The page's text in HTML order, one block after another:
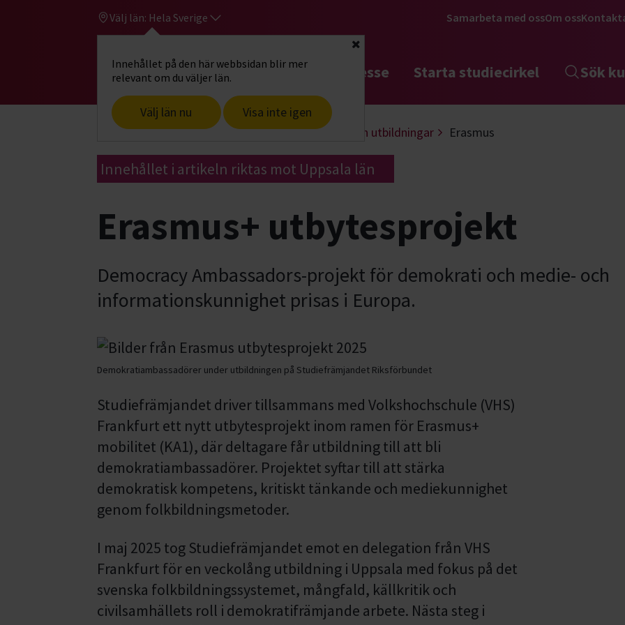
Välj län: Hela Sverige
Innehållet på den här webbsidan blir mer
relevant om du väljer län.
Välj län nu Visa inte igen
Stäng
Samarbeta med ossOm oss
Gå till studiefrämjandets startsidaHitta intresse Starta studiecirkel Sök
Start Samarbeta med oss Projekt, uppdrag och utbildningar Erasmus
Innehållet i artikeln riktas mot Uppsala län
Erasmus+ utbytesprojekt
Democracy Ambassadors-projekt för demokrati och medie- och
informationskunnighet prisas i Europa.
Demokratiambassadörer under utbildningen på Studiefrämjandet Riksförbundet
Studiefrämjandet driver tillsammans med Volkshochschule (VHS)
Frankfurt ett nytt utbytesprojekt inom ramen för Erasmus+
mobilitet (KA1), där deltagare får utbildning till att bli
demokratiambassadörer. Projektet syftar till att stärka
demokratisk kompetens, kritiskt tänkande och mediekunnighet
genom folkbildningsmetoder.
I maj 2025 tog Studiefrämjandet emot en delegation från VHS
Frankfurt för en veckolång utbildning i Uppsala med fokus på det
svenska folkbildningssystemet, mångfald, källkritik och
civilsamhällets roll i demokratifrämjande arbete. Nästa steg i